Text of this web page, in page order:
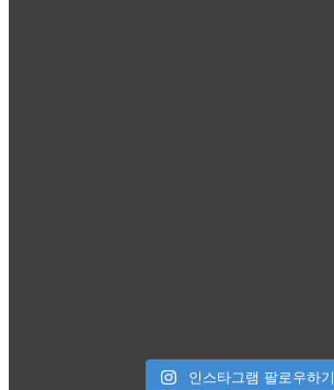
인스타그램 팔로우하기